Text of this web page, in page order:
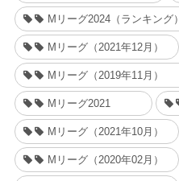
Mリーグ2024（ランキング）
Mリーグ（2021年12月）
Mリーグ（2019年11月）
Mリーグ2021
Mリーグ（2021年10月）
Mリーグ（2020年02月）